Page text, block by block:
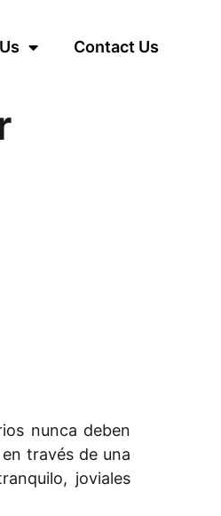
Contact Us
nunca deben
través de una
joviales